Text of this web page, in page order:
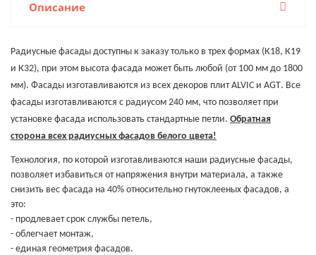
Описание
Радиусные фасады доступны к заказу только в трех формах (К18, К19
и К32), при этом высота фасада может быть любой (от 100 мм до 1800
мм). Фасады изготавливаются из всех декоров плитALVIC и AGT. Все
фасады изготавливаются с радиусом 240 мм, что позволяет при
установке фасада использовать стандартные петли. Обратная
сторона всех радиусных фасадов белого цвета!
Технология, по которой изготавливаются наши радиусные фасады,
позволяет избавиться от напряжения внутри материала, а также
снизить вес фасада на 40% относительно гнутоклееных фасадов, а
это:
- продлевает срок службы петель,
- облегчает монтаж,
- единая геометрия фасадов.